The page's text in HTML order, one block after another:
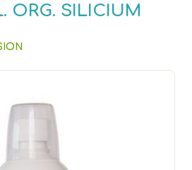
ORG. SILICIUM